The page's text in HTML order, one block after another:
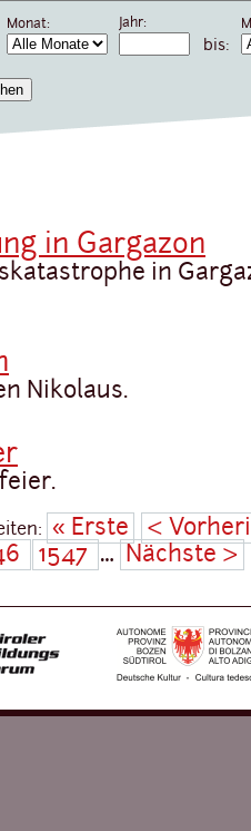
Monat: Jahr:
bis:
in Gargazon
in
Nikolaus.
« Erste
‹
1547 … Nächste ›